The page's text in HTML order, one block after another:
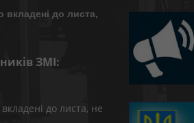
вкладені до листа,
ЗМІ:
до листа, не